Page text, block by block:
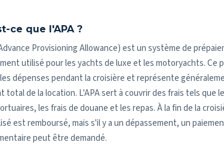
ce que l'APA ?
Provisioning Allowance) est un système de
utilisé pour les yachts de luxe et les motoryachts. Ce
dépenses pendant la croisière et représente
total de la location. L'APA sert à couvrir des frais tels que
les frais de douane et les repas. À la fin de la
est remboursé, mais s'il y a un dépassement, un
peut être demandé.